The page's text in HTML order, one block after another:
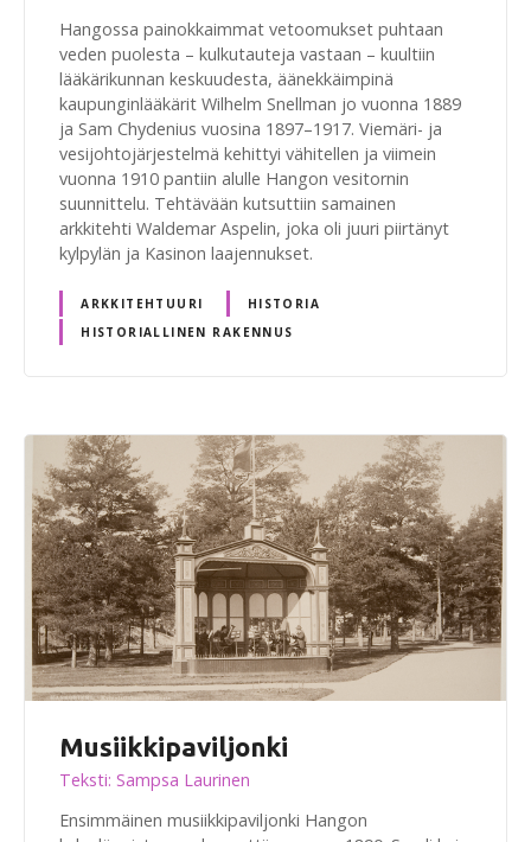
Hangossa painokkaimmat vetoomukset puhtaan
veden puolesta – kulkutauteja vastaan – kuultiin
lääkärikunnan keskuudesta, äänekkäimpinä
kaupunginlääkärit Wilhelm Snellman jo vuonna 1889
ja Sam Chydenius vuosina 1897–1917. Viemäri- ja
vesijohtojärjestelmä kehittyi vähitellen ja viimein
vuonna 1910 pantiin alulle Hangon vesitornin
suunnittelu. Tehtävään kutsuttiin samainen
arkkitehti Waldemar Aspelin, joka oli juuri piirtänyt
kylpylän ja Kasinon laajennukset.
ARKKITEHTUURI
HISTORIA
HISTORIALLINEN RAKENNUS
Musiikkipaviljonki
Teksti: Sampsa Laurinen
Ensimmäinen musiikkipaviljonki Hangon